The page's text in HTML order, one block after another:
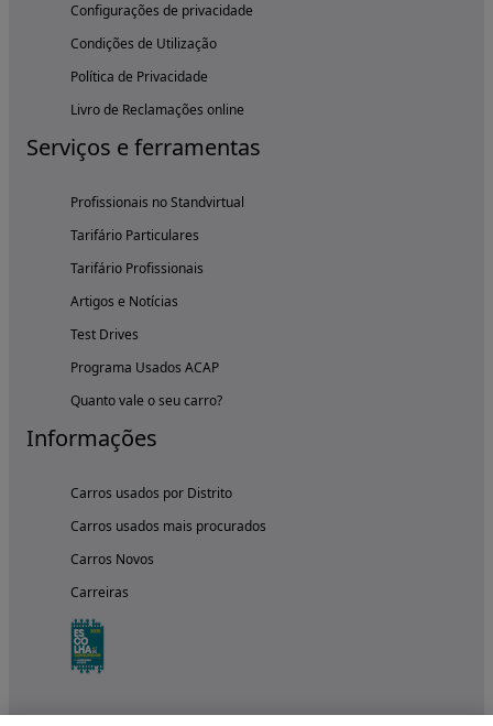
Configurações de privacidade
Condições de Utilização
Política de Privacidade
Livro de Reclamações online
Serviços e ferramentas
Profissionais no Standvirtual
Tarifário Particulares
Tarifário Profissionais
Artigos e Notícias
Test Drives
Programa Usados ACAP
Quanto vale o seu carro?
Informações
Carros usados por Distrito
Carros usados mais procurados
Carros Novos
Carreiras